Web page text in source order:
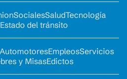
SocialesSaludTecnología
Estado del tránsito
AutomotoresEmpleosServicios
y MisasEdictos